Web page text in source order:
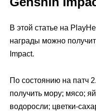
В этой статье на
награды можно
Impact.
По состоянию на патч
получить мору; мясо;
водоросли; цветки-